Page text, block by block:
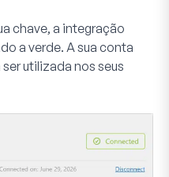
chave, a integração
a verde. A sua conta
utilizada nos seus